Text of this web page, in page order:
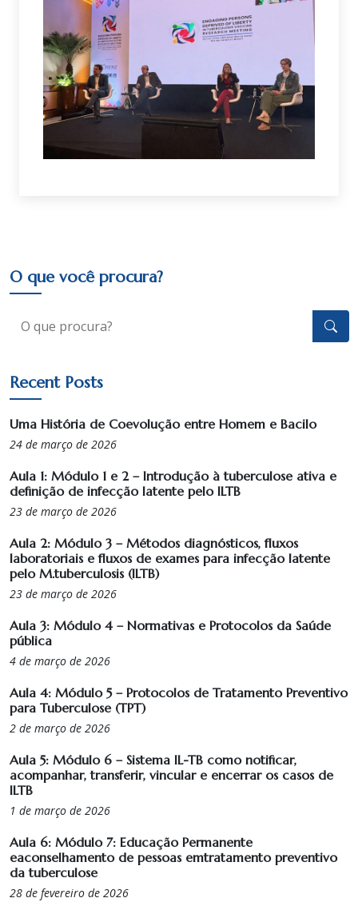
O que você procura?
Recent Posts
Uma História de Coevolução entre Homem e Bacilo
24 de março de 2026
Aula 1: Módulo 1 e 2 – Introdução à tuberculose ativa e
definição de infecção latente pelo ILTB
23 de março de 2026
Aula 2: Módulo 3 – Métodos diagnósticos, fluxos
laboratoriais e fluxos de exames para infecção latente
pelo M.tuberculosis (ILTB)
23 de março de 2026
Aula 3: Módulo 4 – Normativas e Protocolos da Saúde
pública
4 de março de 2026
Aula 4: Módulo 5 – Protocolos de Tratamento Preventivo
para Tuberculose (TPT)
2 de março de 2026
Aula 5: Módulo 6 – Sistema IL-TB como notificar,
acompanhar, transferir, vincular e encerrar os casos de
ILTB
1 de março de 2026
Aula 6: Módulo 7: Educação Permanente
eaconselhamento de pessoas emtratamento preventivo
da tuberculose
28 de fevereiro de 2026